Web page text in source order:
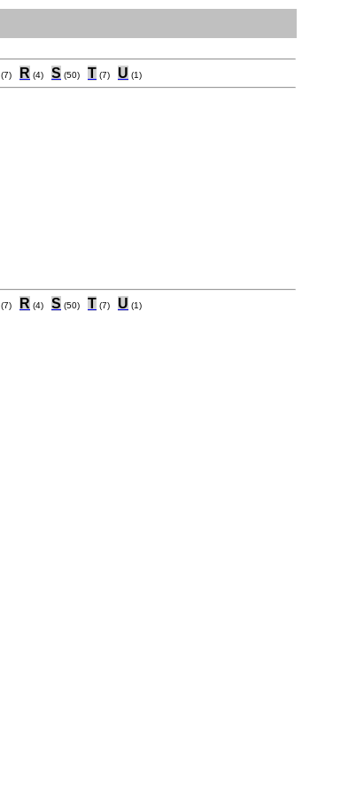
(7) R (4) S (50) T (7) U (1)
(7) R (4) S (50) T (7) U (1)